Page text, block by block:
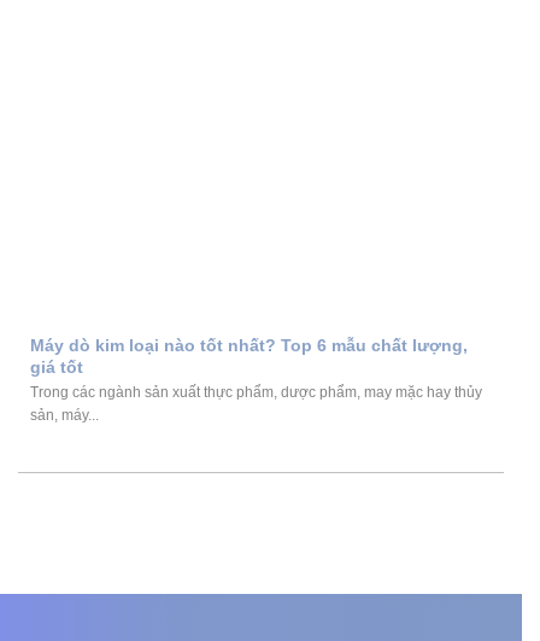
Máy dò kim loại nào tốt nhất? Top 6 mẫu chất lượng,
giá tốt
Trong các ngành sản xuất thực phẩm, dược phẩm, may mặc hay thủy
sản, máy...